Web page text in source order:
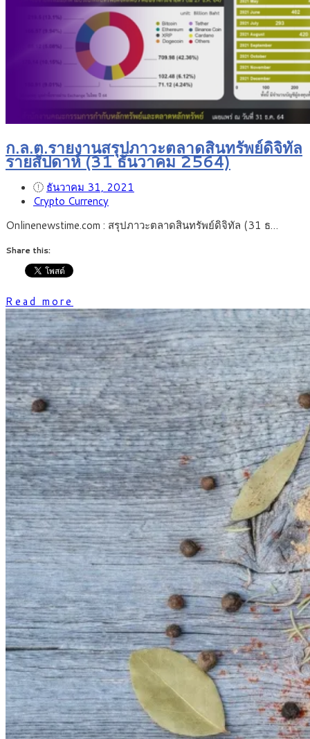
ก.ล.ต.รายงานสรุปภาวะตลาดสินทรัพย์ดิจิทัล
รายสัปดาห์ (31 ธันวาคม 2564)
ธันวาคม 31, 2021
Crypto Currency
Onlinenewstime.com : สรุปภาวะตลาดสินทรัพย์ดิจิทัล (31 ธ…
Share this:
Read more